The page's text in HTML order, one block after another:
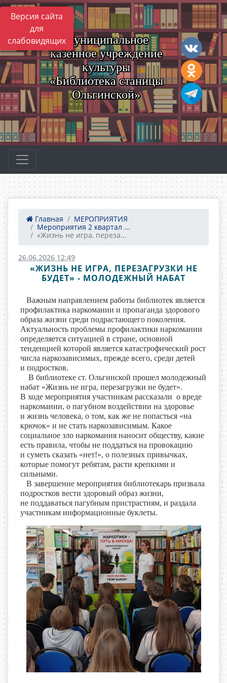
Версия сайта
для
слабовидящихМуниципальное
казенное учреждение
культуры
«Библиотека станицы
Ольгинской»
Главная
МЕРОПРИЯТИЯ
Мероприятия 2 квартал ...
«Жизнь не игра, переза...
26.06.2026 12:49
«ЖИЗНЬ НЕ ИГРА, ПЕРЕЗАГРУЗКИ НЕ
БУДЕТ» - МОЛОДЕЖНЫЙ НАБАТ
Важным направлением работы библиотек является
профилактика наркомании и пропаганда здорового
образа жизни среди подрастающего поколения.
Актуальность проблемы профилактики наркомании
определяется ситуацией в стране, основной
тенденцией которой является катастрофический рост
числа наркозависимых, прежде всего, среди детей
и подростков.
В библиотеке ст. Ольгинской прошел молодежный
набат «Жизнь не игра, перезагрузки не будет».
В ходе мероприятия участникам рассказали о вреде
наркомании, о пагубном воздействии на здоровье
и жизнь человека, о том, как же не попасться «на
крючок» и не стать наркозависимым. Какое
социальное зло наркомания наносит обществу, какие
есть правила, чтобы не поддаться на провокацию
и суметь сказать «нет!», о полезных привычках,
которые помогут ребятам, расти крепкими и
сильными.
В завершение мероприятия библиотекарь призвала
подростков вести здоровый образ жизни,
не поддаваться пагубным пристрастиям, и раздала
участникам информационные буклеты.